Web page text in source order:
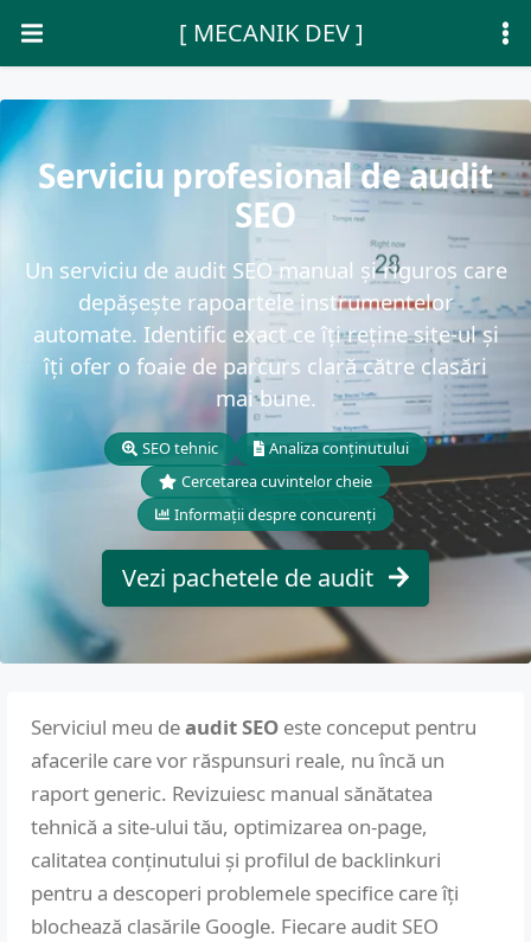
[ MECANIK DEV ]
Serviciu profesional de audit
SEO
Un serviciu de audit SEO manual și riguros care
depășește rapoartele instrumentelor
automate. Identific exact ce îți reține site-ul și
îți ofer o foaie de parcurs clară către clasări
mai bune.
SEO tehnic
Analiza conținutului
Cercetarea cuvintelor cheie
Informații despre concurenți
Vezi pachetele de audit
Serviciul meu deaudit SEO este conceput pentru
afacerile care vor răspunsuri reale, nu încă un
raport generic. Revizuiesc manual sănătatea
tehnică a site-ului tău, optimizarea on-page,
calitatea conținutului și profilul de backlinkuri
pentru a descoperi problemele specifice care îți
blochează clasările Google. Fiecare audit SEO